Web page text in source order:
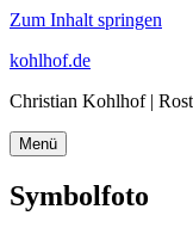
Zum Inhalt springen
kohlhof.de
Christian Kohlhof |
Menü
Symbolfoto